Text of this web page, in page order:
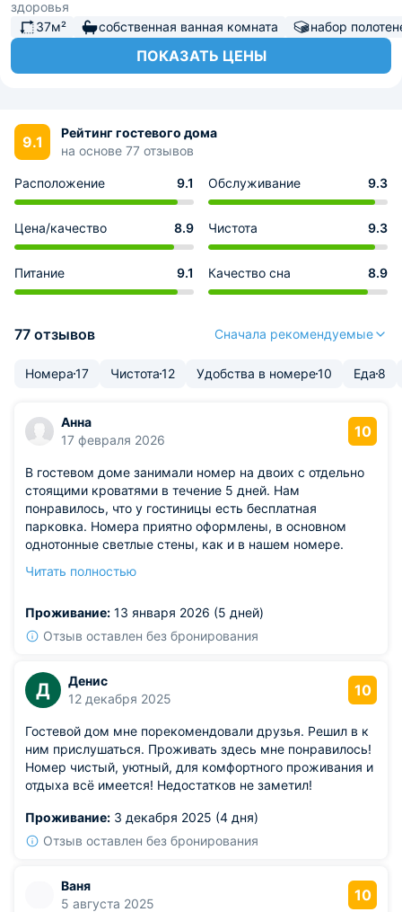
здоровья
37м²
собственная ванная комната набор
ПОКАЗАТЬ ЦЕНЫ
9.1
Рейтинг гостевого дома
на основе 77 отзывов
Расположение 9.1 Обслуживание 9.3
Цена/качество 8.9 Чистота 9.3
Питание 9.1 Качество сна 8.9
77 отзывов Сначала рекомендуемые
Номера17 Чистота12 Удобства в номере10 Еда 8
Анна
17 февраля 2026
10
В гостевом доме занимали номер на двоих с отдельно
стоящими кроватями в течение 5 дней. Нам
понравилось, что у гостиницы есть бесплатная
парковка. Номера приятно оформлены, в основном
однотонные светлые стены, как и в нашем номере.
есть площадка для игры в теннис, а также можно
Читать полностью
Проживание: 13 января 2026 (5 дней)
Отзыв оставлен без бронирования
Д
Денис
12 декабря 2025
10
Гостевой дом мне порекомендовали друзья. Решил в к
ним прислушаться. Проживать здесь мне понравилось!
Номер чистый, уютный, для комфортного проживания и
отдыха всё имеется! Недостатков не заметил!
Проживание: 3 декабря 2025 (4 дня)
Отзыв оставлен без бронирования
Ваня
5 августа 2025
10